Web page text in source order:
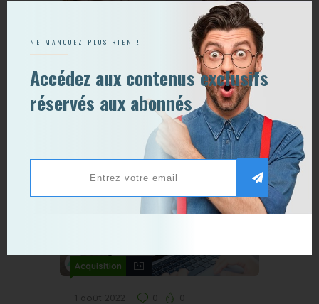
14 mars 2018 0 0
Probablement le meilleur
email de prospection que
vous n’ayez jamais vu
Acquisition
1 août 2022 0 0
NE MANQUEZ PLUS RIEN !
Accédez aux contenus exclusifs
réservés aux abonnés